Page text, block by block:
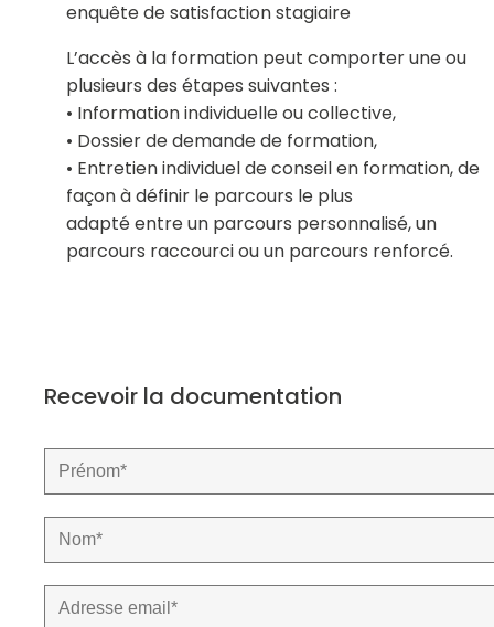
enquête de satisfaction stagiaire
L’accès à la formation peut comporter une ou
plusieurs des étapes suivantes :
• Information individuelle ou collective,
• Dossier de demande de formation,
• Entretien individuel de conseil en formation, de
façon à définir le parcours le plus
adapté entre un parcours personnalisé, un
parcours raccourci ou un parcours renforcé.
Recevoir la documentation